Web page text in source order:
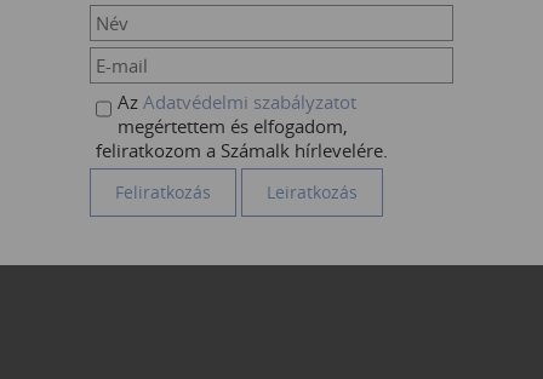
Az Adatvédelmi szabályzatot
megértettem és elfogadom,
feliratkozom a Számalk hírlevelére.